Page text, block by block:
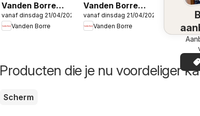
Vanden Borre
Folder
vanaf dinsdag 21/04/2026
Vanden Borre
Vanden Borre
Publicité
vanaf dinsdag 21/04/2026
Vanden Borre
Producten die je nu voordeliger
Scherm